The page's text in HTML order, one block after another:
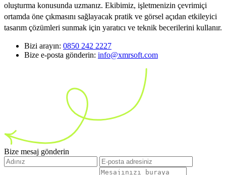
oluşturma konusunda uzmanız. Ekibimiz, işletmenizin çevrimiçi
ortamda öne çıkmasını sağlayacak pratik ve görsel açıdan etkileyici
tasarım çözümleri sunmak için yaratıcı ve teknik becerilerini kullanır.
Bizi arayın: 0850 242 2227
Bize e-posta gönderin: info@xmrsoft.com
Bize mesaj gönderin